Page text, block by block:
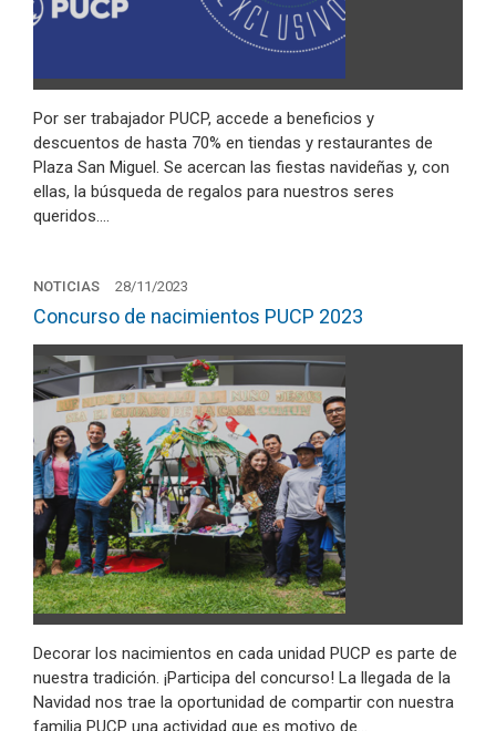
Por ser trabajador PUCP, accede a beneficios y
descuentos de hasta 70% en tiendas y restaurantes de
Plaza San Miguel. Se acercan las fiestas navideñas y, con
ellas, la búsqueda de regalos para nuestros seres
queridos.…
NOTICIAS 28/11/2023
Concurso de nacimientos PUCP 2023
Decorar los nacimientos en cada unidad PUCP es parte de
nuestra tradición. ¡Participa del concurso! La llegada de la
Navidad nos trae la oportunidad de compartir con nuestra
familia PUCP una actividad que es motivo de…